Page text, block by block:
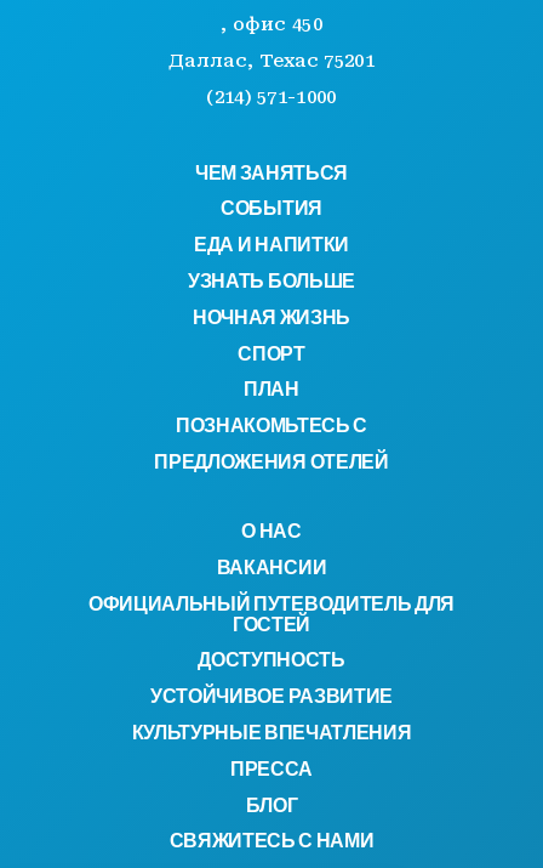
, офис 450
Даллас, Техас 75201
(214) 571-1000
ЧЕМ ЗАНЯТЬСЯ
СОБЫТИЯ
ЕДА И НАПИТКИ
УЗНАТЬ БОЛЬШЕ
НОЧНАЯ ЖИЗНЬ
СПОРТ
ПЛАН
ПОЗНАКОМЬТЕСЬ С
ПРЕДЛОЖЕНИЯ ОТЕЛЕЙ
О НАС
ВАКАНСИИ
ОФИЦИАЛЬНЫЙ ПУТЕВОДИТЕЛЬ ДЛЯ
ГОСТЕЙ
ДОСТУПНОСТЬ
УСТОЙЧИВОЕ РАЗВИТИЕ
КУЛЬТУРНЫЕ ВПЕЧАТЛЕНИЯ
ПРЕССА
БЛОГ
СВЯЖИТЕСЬ С НАМИ